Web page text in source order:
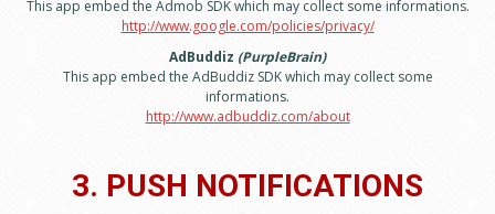
This app embed the Admob SDK which may collect some informations.
http://www.google.com/policies/privacy/
AdBuddiz (PurpleBrain)
This app embed the AdBuddiz SDK which may collect some
informations.
http://www.adbuddiz.com/about
3. PUSH NOTIFICATIONS